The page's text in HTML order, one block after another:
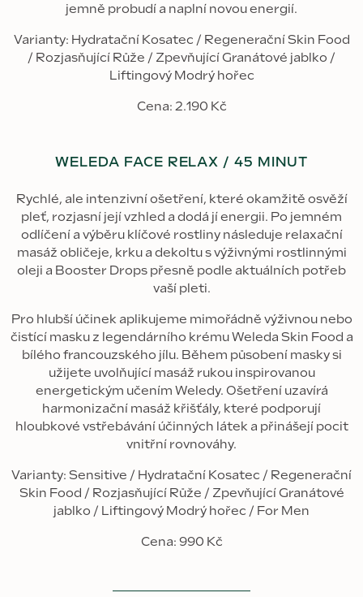
jemně probudí a naplní novou energií.
Varianty: Hydratační Kosatec / Regenerační Skin Food
/ Rozjasňující Růže / Zpevňující Granátové jablko /
Liftingový Modrý hořec
Cena: 2.190 Kč
WELEDA FACE RELAX / 45 MINUT
Rychlé, ale intenzivní ošetření, které okamžitě osvěží
pleť, rozjasní její vzhled a dodá jí energii. Po jemném
odlíčení a výběru klíčové rostliny následuje relaxační
masáž obličeje, krku a dekoltu s výživnými rostlinnými
oleji a Booster Drops přesně podle aktuálních potřeb
vaší pleti.
Pro hlubší účinek aplikujeme mimořádně výživnou nebo
čistící masku z legendárního krému Weleda Skin Food a
bílého francouzského jílu. Během působení masky si
užijete uvolňující masáž rukou inspirovanou
energetickým učením Weledy. Ošetření uzavírá
harmonizační masáž křišťály, které podporují
hloubkové vstřebávání účinných látek a přinášejí pocit
vnitřní rovnováhy.
Varianty: Sensitive / Hydratační Kosatec / Regenerační
Skin Food / Rozjasňující Růže / Zpevňující Granátové
jablko / Liftingový Modrý hořec / For Men
Cena: 990 Kč